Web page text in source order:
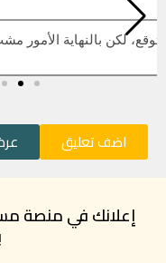
العقار اللي كنت أبيه
اضف تعليق
إعلانك في منصة